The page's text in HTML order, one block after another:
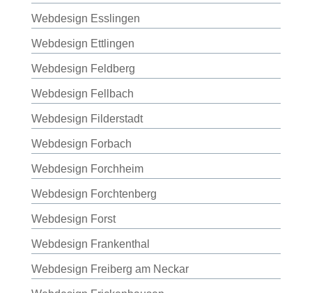
Webdesign Esslingen
Webdesign Ettlingen
Webdesign Feldberg
Webdesign Fellbach
Webdesign Filderstadt
Webdesign Forbach
Webdesign Forchheim
Webdesign Forchtenberg
Webdesign Forst
Webdesign Frankenthal
Webdesign Freiberg am Neckar